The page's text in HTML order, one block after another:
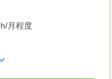
月程度